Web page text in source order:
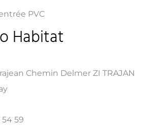
PVC
Habitat
Chemin Delmer ZI TRAJAN
54 59